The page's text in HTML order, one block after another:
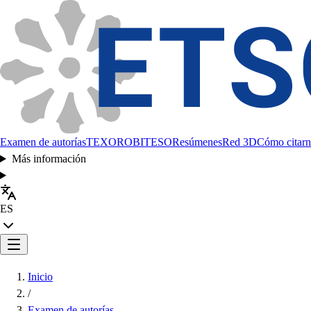
Examen de autoríasTEXOROBITESOResúmenesRed 3DCómo
Más información
ES
Inicio
/